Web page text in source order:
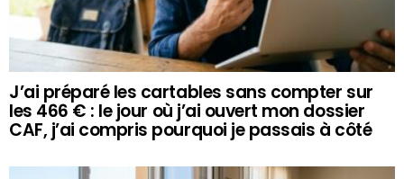
J’ai préparé les cartables sans compter sur
les 466 € : le jour où j’ai ouvert mon dossier
CAF, j’ai compris pourquoi je passais à côté